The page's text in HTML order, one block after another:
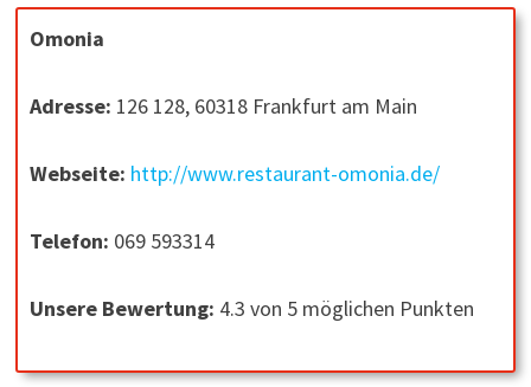
Omonia
Adresse: 126 128, 60318 Frankfurt am Main
Webseite: http://www.restaurant-omonia.de/
Telefon: 069 593314
Unsere Bewertung: 4.3 von 5 möglichen Punkten